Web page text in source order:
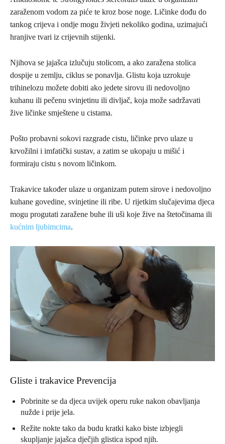
zaraženom vodom za piće te kroz bose noge. Ličinke dođu do
tankog crijeva i ondje mogu živjeti nekoliko godina, uzimajući
hranjive tvari iz crijevnih stijenki.
Njihova se jajašca izlučuju stolicom, a ako zaražena stolica
dospije u zemlju, ciklus se ponavlja. Glistu koja uzrokuje
trihinelozu možete dobiti ako jedete sirovu ili nedovoljno
kuhanu ili pečenu svinjetinu ili divljač, koja može sadržavati
žive ličinke smještene u cistama.
Pošto probavni sokovi razgrade cistu, ličinke prvo ulaze u
krvožilni i imfatički sustav, a zatim se ukopaju u mišić i
formiraju cistu s novom ličinkom.
Trakavice također ulaze u organizam putem sirove i nedovoljno
kuhane govedine, svinjetine ili ribe. U rijetkim slučajevima djeca
mogu progutati zaražene buhe ili uši koje žive na štetočinama ili
kućnim ljubimcima.
Gliste i trakavice Prevencija
Pobrinite se da djeca uvijek operu ruke nakon obavljanja
nužde i prije jela.
Režite nokte tako da budu kratki kako biste izbjegli
skupljanje jajašca dječjih glistica ispod njih.